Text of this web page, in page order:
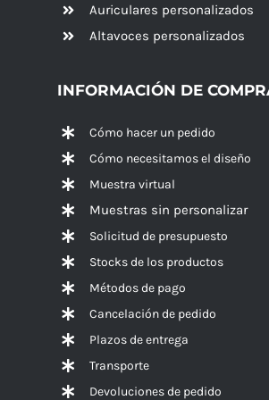
Auriculares personalizados
Altavoces personalizados
INFORMACIÓN DE
Cómo hacer un pedido
Cómo necesitamos el diseño
Muestra virtual
Muestras sin personalizar
Solicitud de presupuesto
Stocks de los productos
Métodos de pago
Cancelación de pedido
Plazos de entrega
Transporte
Devoluciones de pedido